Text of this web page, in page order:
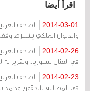
اقرأ أيضا
2014-03-01
الصحف
والديوان الملكي يشترط وقف
2014-02-26
الصحف
في القتال بسوريا.. وتقرير
2014-02-23
الصحف
في المطالبة بالحقوق وحمد